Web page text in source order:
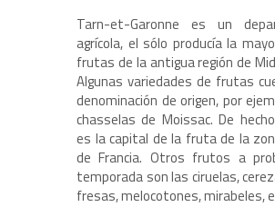
Tarn-et-Garonne es un
agrícola, el sólo producía la
frutas de la antigua región de
Algunas variedades de frutas
denominación de origen, por
chasselas de Moissac. De
es la capital de la fruta de la
de Francia. Otros frutos a
temporada son las ciruelas,
fresas, melocotones, mirabeles,